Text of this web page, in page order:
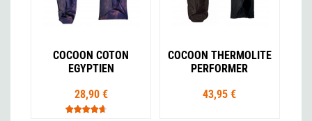
COCOON COTON
EGYPTIEN
28,90 €
COCOON THERMOLITE
PERFORMER
43,95 €